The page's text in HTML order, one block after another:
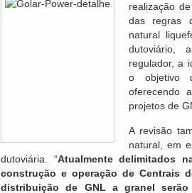
realização
das regras
natural
dutoviário,
regulador, a
o objetivo
oferecendo
projetos de
A revisão
natural, em
dutoviária. “Atualmente delimitados
construção e operação de Centrais
distribuição de GNL a granel